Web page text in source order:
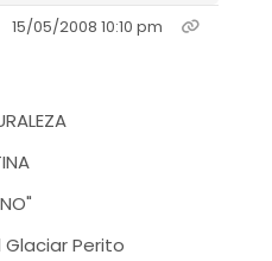
15/05/2008 10:10 pm
Perito